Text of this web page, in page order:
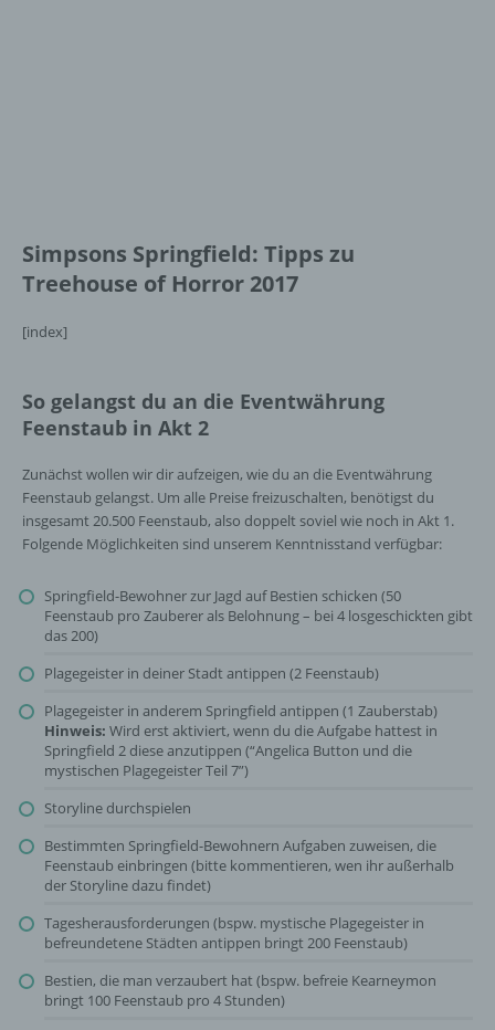
Simpsons Springfield: Tipps zu
Treehouse of Horror 2017
[index]
So gelangst du an die Eventwährung
Feenstaub in Akt 2
Zunächst wollen wir dir aufzeigen, wie du an die Eventwährung
Feenstaub gelangst. Um alle Preise freizuschalten, benötigst du
insgesamt 20.500 Feenstaub, also doppelt soviel wie noch in Akt 1.
Folgende Möglichkeiten sind unserem Kenntnisstand verfügbar:
Springfield-Bewohner zur Jagd auf Bestien schicken (50
Feenstaub pro Zauberer als Belohnung – bei 4 losgeschickten gibt
das 200)
Plagegeister in deiner Stadt antippen (2 Feenstaub)
Plagegeister in anderem Springfield antippen (1 Zauberstab)
Hinweis: Wird erst aktiviert, wenn du die Aufgabe hattest in
Springfield 2 diese anzutippen (“Angelica Button und die
mystischen Plagegeister Teil 7”)
Storyline durchspielen
Bestimmten Springfield-Bewohnern Aufgaben zuweisen, die
Feenstaub einbringen (bitte kommentieren, wen ihr außerhalb
der Storyline dazu findet)
Tagesherausforderungen (bspw. mystische Plagegeister in
befreundetene Städten antippen bringt 200 Feenstaub)
Bestien, die man verzaubert hat (bspw. befreie Kearneymon
bringt 100 Feenstaub pro 4 Stunden)